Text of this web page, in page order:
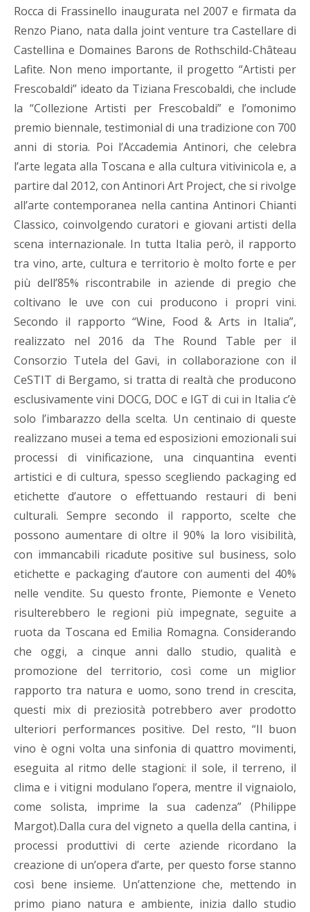
Rocca di Frassinello inaugurata nel 2007 e firmata da
Renzo Piano, nata dalla joint venture tra Castellare di
Castellina e Domaines Barons de Rothschild-Château
Lafite. Non meno importante, il progetto “Artisti per
Frescobaldi” ideato da Tiziana Frescobaldi, che include
la “Collezione Artisti per Frescobaldi” e l’omonimo
premio biennale, testimonial di una tradizione con 700
anni di storia. Poi l’Accademia Antinori, che celebra
l’arte legata alla Toscana e alla cultura vitivinicola e, a
partire dal 2012, con Antinori Art Project, che si rivolge
all’arte contemporanea nella cantina Antinori Chianti
Classico, coinvolgendo curatori e giovani artisti della
scena internazionale. In tutta Italia però, il rapporto
tra vino, arte, cultura e territorio è molto forte e per
più dell’85% riscontrabile in aziende di pregio che
coltivano le uve con cui producono i propri vini.
Secondo il rapporto “Wine, Food & Arts in Italia”,
realizzato nel 2016 da The Round Table per il
Consorzio Tutela del Gavi, in collaborazione con il
CeSTIT di Bergamo, si tratta di realtà che producono
esclusivamente vini DOCG, DOC e IGT di cui in Italia c’è
solo l’imbarazzo della scelta. Un centinaio di queste
realizzano musei a tema ed esposizioni emozionali sui
processi di vinificazione, una cinquantina eventi
artistici e di cultura, spesso scegliendo packaging ed
etichette d’autore o effettuando restauri di beni
culturali. Sempre secondo il rapporto, scelte che
possono aumentare di oltre il 90% la loro visibilità,
con immancabili ricadute positive sul business, solo
etichette e packaging d’autore con aumenti del 40%
nelle vendite. Su questo fronte, Piemonte e Veneto
risulterebbero le regioni più impegnate, seguite a
ruota da Toscana ed Emilia Romagna. Considerando
che oggi, a cinque anni dallo studio, qualità e
promozione del territorio, così come un miglior
rapporto tra natura e uomo, sono trend in crescita,
questi mix di preziosità potrebbero aver prodotto
ulteriori performances positive. Del resto, “Il buon
vino è ogni volta una sinfonia di quattro movimenti,
eseguita al ritmo delle stagioni: il sole, il terreno, il
clima e i vitigni modulano l’opera, mentre il vignaiolo,
come solista, imprime la sua cadenza” (Philippe
Margot).Dalla cura del vigneto a quella della cantina, i
processi produttivi di certe aziende ricordano la
creazione di un’opera d’arte, per questo forse stanno
così bene insieme. Un’attenzione che, mettendo in
primo piano natura e ambiente, inizia dallo studio